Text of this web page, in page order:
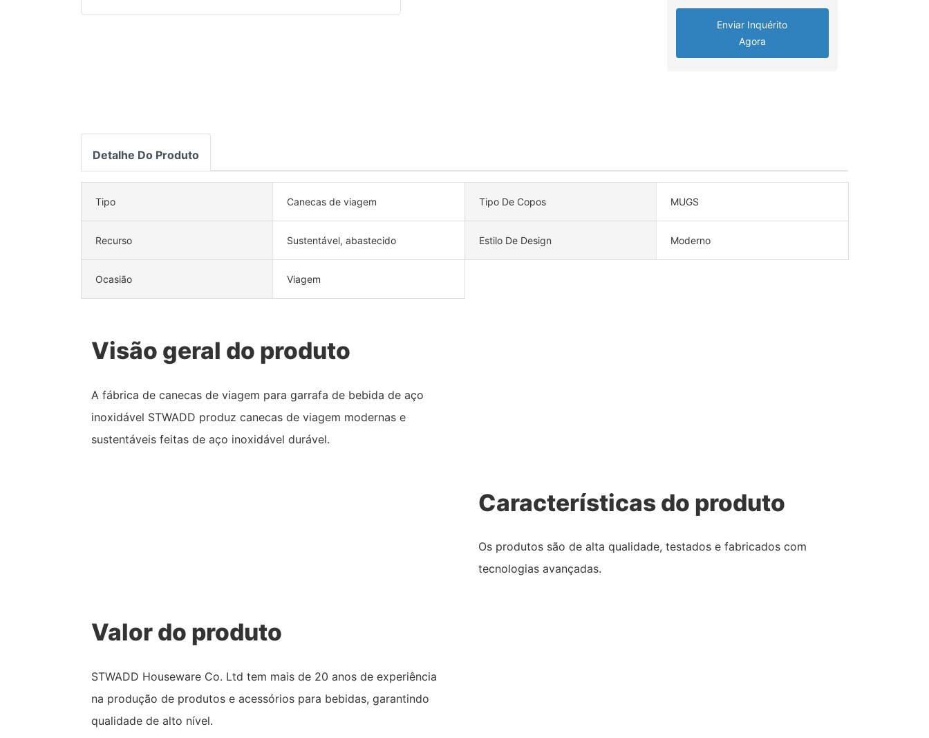
Enviar Inquérito
Agora
Detalhe Do Produto
Tipo Canecas de viagem Tipo De Copos MUGS
Recurso Sustentável, abastecido Estilo De Design Moderno
Ocasião Viagem
Visão geral do produto
A fábrica de canecas de viagem para garrafa de bebida de aço
inoxidável STWADD produz canecas de viagem modernas e
sustentáveis ​​feitas de aço inoxidável durável.
Características do produto
Os produtos são de alta qualidade, testados e fabricados com
tecnologias avançadas.
Valor do produto
STWADD Houseware Co. Ltd tem mais de 20 anos de experiência
na produção de produtos e acessórios para bebidas, garantindo
qualidade de alto nível.